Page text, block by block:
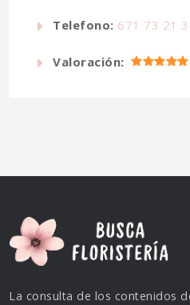
Telefono: 671 73 21
Valoración:
La consulta de los contenidos